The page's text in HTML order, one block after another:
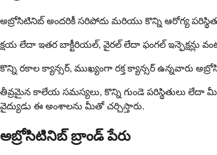
అబ్రోసిటినిబ్ అందరికీ సరిపోదు మరియు కొన్ని ఆరోగ్య
క్షయ లేదా ఇతర బాక్టీరియల్, వైరల్ లేదా ఫంగల్ ఇన్ఫెక్షన్లు
కొన్ని రకాల క్యాన్సర్, ముఖ్యంగా రక్త క్యాన్సర్ ఉన్నవారు
తీవ్రమైన కాలేయ సమస్యలు, కొన్ని గుండె పరిస్థితులు లేదా
వైద్యుడు ఈ అంశాలను మీతో చర్చిస్తారు.
అబ్రోసిటినిబ్ బ్రాండ్ పేరు